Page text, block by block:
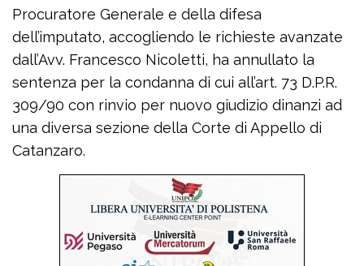
Procuratore Generale e della difesa
dell’imputato, accogliendo le richieste avanzate
dall’Avv. Francesco Nicoletti, ha annullato la
sentenza per la condanna di cui all’art. 73 D.P.R.
309/90 con rinvio per nuovo giudizio dinanzi ad
una diversa sezione della Corte di Appello di
Catanzaro.